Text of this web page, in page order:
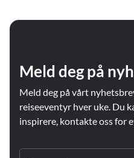
Meld deg på
Meld deg på vårt
reiseeventyr hver uke. Du
inspirere, kontakte oss for